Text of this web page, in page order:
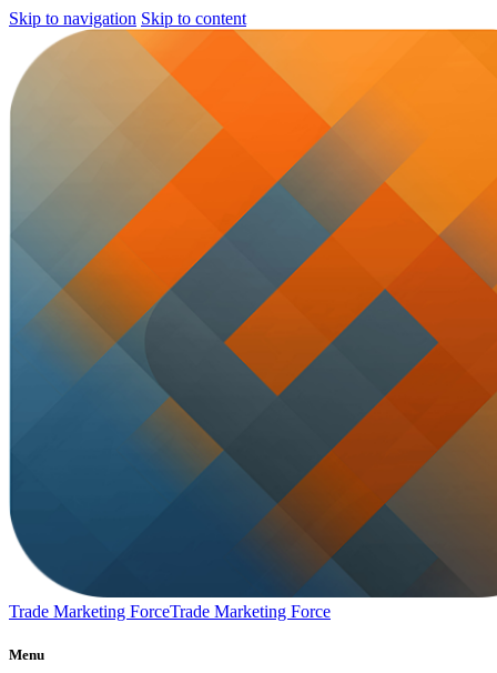
Skip to navigation Skip to content
Trade Marketing ForceTrade Marketing Force
Menu